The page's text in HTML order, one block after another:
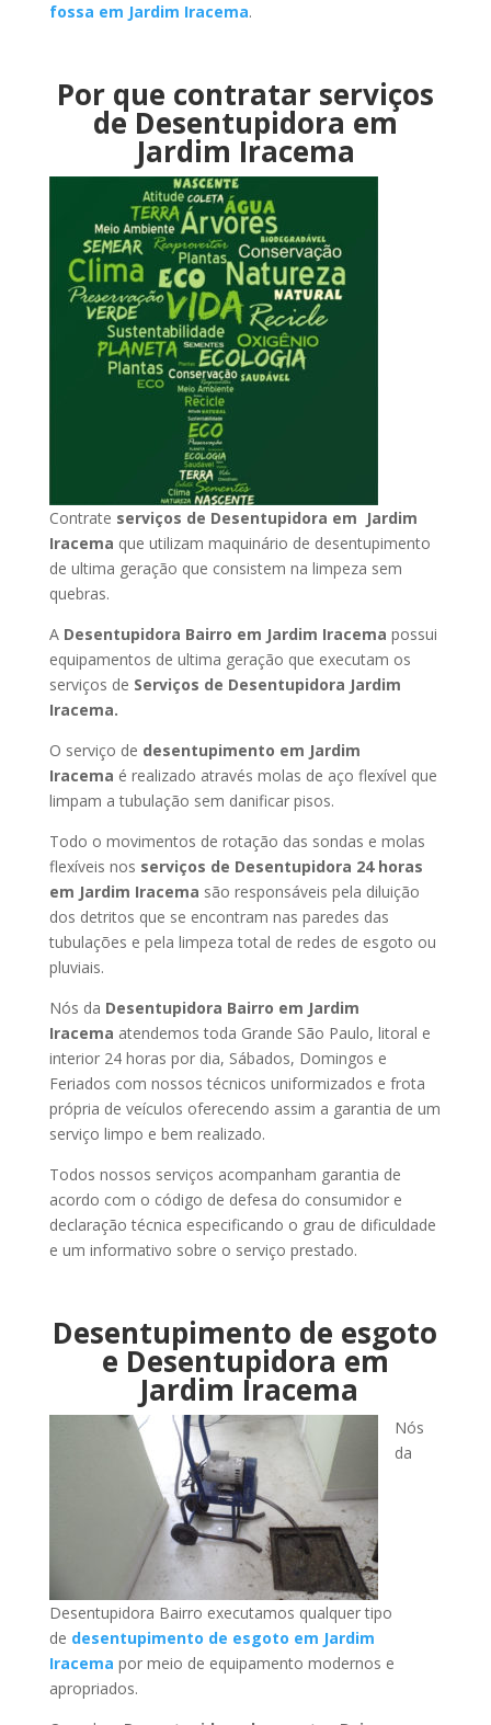
fossa em Jardim Iracema.
Por que contratar serviços
de Desentupidora em
Jardim Iracema
Contrate serviços de Desentupidora em Jardim
Iracema que utilizam maquinário de desentupimento
de ultima geração que consistem na limpeza sem
quebras.
A Desentupidora Bairro em Jardim Iracema possui
equipamentos de ultima geração que executam os
serviços de Serviços de Desentupidora Jardim
Iracema.
O serviço de desentupimento em Jardim
Iracema é realizado através molas de aço flexível que
limpam a tubulação sem danificar pisos.
Todo o movimentos de rotação das sondas e molas
flexíveis nos serviços de Desentupidora 24 horas
em Jardim Iracema são responsáveis pela diluição
dos detritos que se encontram nas paredes das
tubulações e pela limpeza total de redes de esgoto ou
pluviais.
Nós da Desentupidora Bairro em Jardim
Iracema atendemos toda Grande São Paulo, litoral e
interior 24 horas por dia, Sábados, Domingos e
Feriados com nossos técnicos uniformizados e frota
própria de veículos oferecendo assim a garantia de um
serviço limpo e bem realizado.
Todos nossos serviços acompanham garantia de
acordo com o código de defesa do consumidor e
declaração técnica especificando o grau de dificuldade
e um informativo sobre o serviço prestado.
Desentupimento de esgoto
e Desentupidora em
Jardim Iracema
Nós
da
Desentupidora Bairro executamos qualquer tipo
de desentupimento de esgoto em Jardim
Iracema por meio de equipamento modernos e
apropriados.